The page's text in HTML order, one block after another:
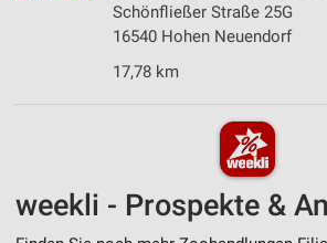
Schönfließer Straße 25G
16540 Hohen Neuendorf
17,78 km
weekli - Prospekte &